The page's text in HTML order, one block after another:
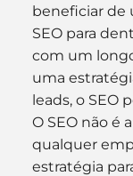
beneficiar de
SEO para
com um
uma
leads, o SEO
O SEO não é
qualquer
estratégia